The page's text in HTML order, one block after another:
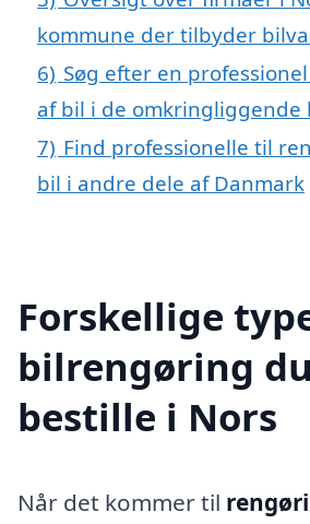
kommune der tilbyder
6) Søg efter en
af bil i de omkringliggende
7) Find professionelle til
bil i andre dele af Danmark
Forskellige
bilrengøring
bestille i Nors
Når det kommer til